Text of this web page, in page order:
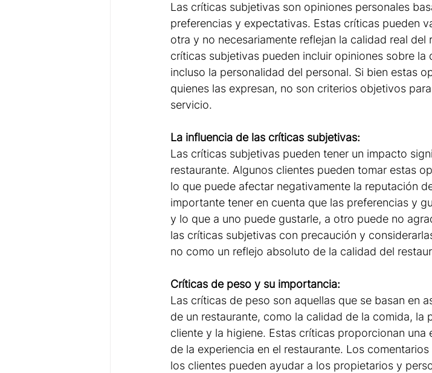
Las críticas subjetivas son opiniones personales
preferencias y expectativas. Estas críticas pueden
otra y no necesariamente reflejan la calidad real
críticas subjetivas pueden incluir opiniones sobre
incluso la personalidad del personal. Si bien estas
quienes las expresan, no son criterios objetivos
servicio.
La influencia de las críticas subjetivas:
Las críticas subjetivas pueden tener un impacto
restaurante. Algunos clientes pueden tomar estas
lo que puede afectar negativamente la reputación
importante tener en cuenta que las preferencias y
y lo que a uno puede gustarle, a otro puede no
las críticas subjetivas con precaución y
no como un reflejo absoluto de la calidad del
Críticas de peso y su importancia:
Las críticas de peso son aquellas que se basan en
de un restaurante, como la calidad de la comida, la
cliente y la higiene. Estas críticas proporcionan
de la experiencia en el restaurante. Los
los clientes pueden ayudar a los propietarios y